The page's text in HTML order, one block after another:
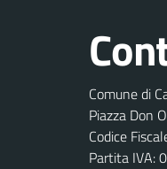
Comune di
Piazza Don
Codice
Partita IVA: